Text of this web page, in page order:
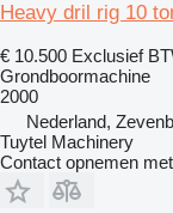
Heavy dril rig 10
€ 10.500 Exclusief
Grondboormachine
2000
Nederland,
Tuytel Machinery
Contact opnemen